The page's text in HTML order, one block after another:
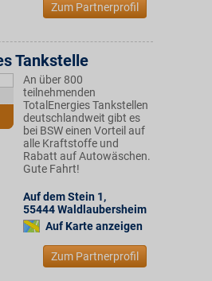
Zum Partnerprofil
Tankstelle
An über 800
teilnehmenden
TotalEnergies Tankstellen
deutschlandweit gibt es
bei BSW einen Vorteil auf
alle Kraftstoffe und
Rabatt auf Autowäschen.
Gute Fahrt!
Auf dem Stein 1,
55444Waldlaubersheim
Auf Karte anzeigen
Zum Partnerprofil